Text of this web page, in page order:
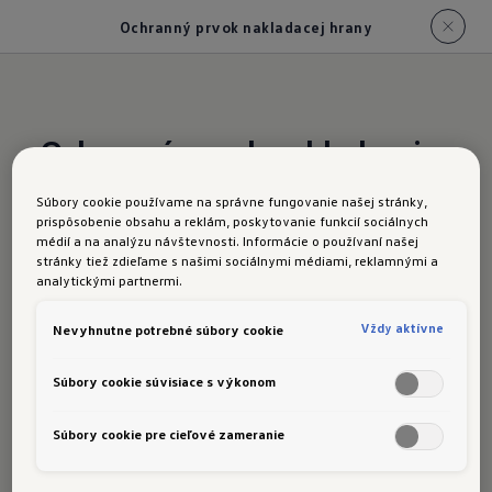
Ochranný prvok nakladacej hrany
Ochranný prvok nakladacej
Tento produkt pomáha chrániť nakladaciu hranu
vášho vozidla pred poškriabaním a poškodením
a zároveň zlepšuje jej vzhľad. Ochrana
transparentnom vyhotovení.
Objednajte si teraz
Súbory cookie používame na správne fungovanie našej stránky,
prispôsobenie obsahu a reklám, poskytovanie funkcií sociálnych
médií a na analýzu návštevnosti. Informácie o používaní našej
stránky tiež zdieľame s našimi sociálnymi médiami, reklamnými a
analytickými partnermi.
Nevyhnutne potrebné súbory cookie Vždy aktívne
Súbory cookie súvisiace s výkonom
Súbory cookie pre cieľové zameranie